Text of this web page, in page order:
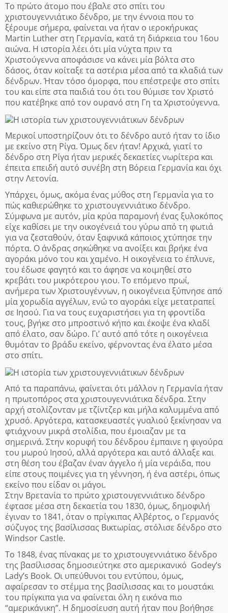
Το πρώτο άτομο που έβαλε στο σπίτι του
χριστουγεννιάτικο δένδρο, με την έννοια που το
ξέρουμε σήμερα, φαίνεται να ήταν ο ιεροκήρυκας
Martin Luther στη Γερμανία, κατά τη διάρκεια του 16ου
αιώνα. Η ιστορία λέει ότι μία νύχτα πριν τα
Χριστούγεννα αποφάσισε να κάνει μία βόλτα στο
δάσος, όταν κοίταξε τα αστέρια μέσα από τα κλαδιά των
δένδρων. Ήταν τόσο όμορφα, που επέστρεψε στο σπίτι
του και είπε στα παιδιά του ότι του θύμισε τον Χριστό
που κατέβηκε από τον ουρανό στη Γη τα Χριστούγεννα.
Μερικοί υποστηρίζουν ότι το δένδρο αυτό ήταν το ίδιο
με εκείνο στη Ρίγα. Όμως δεν ήταν! Αρχικά, γιατί το
δένδρο στη Ρίγα ήταν μερικές δεκαετίες νωρίτερα και
έπειτα επειδή αυτό συνέβη στη Βόρεια Γερμανία και όχι
στην Λετονία.
Υπάρχει, όμως, ακόμα ένας μύθος στη Γερμανία για το
πώς καθιερώθηκε το χριστουγεννιάτικο δένδρο.
Σύμφωνα με αυτόν, μία κρύα παραμονή ένας ξυλοκόπος
είχε καθίσει με την οικογένειά του γύρω από τη φωτιά
για να ζεσταθούν, όταν ξαφνικά κάποιος χτύπησε την
πόρτα. Ο άνδρας σηκώθηκε να ανοίξει και βρήκε ένα
αγοράκι μόνο του και χαμένο. Η οικογένεια το έπλυνε,
του έδωσε φαγητό και το άφησε να κοιμηθεί στο
κρεβάτι του μικρότερου γιου. Το επόμενο πρωί,
ανήμερα των Χριστουγέννων, η οικογένεια ξύπνησε από
μία χορωδία αγγέλων, ενώ το αγοράκι είχε μετατραπεί
σε Ιησού. Για να τους ευχαριστήσει για τη φροντίδα
τους, βγήκε στο μπροστινό κήπο και έκοψε ένα κλαδί
από έλατο, σαν δώρο. Γι’ αυτό από τότε η οικογένεια
θυμόταν το βράδυ εκείνο, φέρνοντας ένα έλατο μέσα
στο σπίτι.
Από τα παραπάνω, φαίνεται ότι μάλλον η Γερμανία ήταν
η πρωτοπόρος στα χριστουγεννιάτικα δένδρα. Στην
αρχή στολίζονταν με τζίντζερ και μήλα καλυμμένα από
χρυσό. Αργότερα, κατασκευαστές γυαλιού ξεκίνησαν να
φτιάχνουν μικρά στολίδια, που έμοιαζαν με τα
σημερινά. Στην κορυφή του δένδρου έμπαινε η φιγούρα
του μωρού Ιησού, αλλά αργότερα και αυτό άλλαξε και
στη θέση του έβαζαν έναν άγγελο ή μία νεράιδα, που
είπε στους ποιμένες για τη γέννηση, ή ένα αστέρι, όπως
εκείνο που είδαν οι μάγοι.
Στην Βρετανία το πρώτο χριστουγεννιάτικο δένδρο
έφτασε μέσα στη δεκαετία του 1830, όμως, δημοφιλή
έγιναν το 1841, όταν ο πρίγκιπας Αλβέρτος, ο Γερμανός
σύζυγος της βασίλισσας Βικτωρίας, στόλισε δένδρο στο
Windsor Castle.
Το 1848, ένας πίνακας με το χριστουγεννιάτικο δένδρο
της βασίλισσας δημοσιεύτηκε στο αμερικανικό Godey’s
Lady’s Book. Οι υπεύθυνοι του εντύπου, όμως,
αφαίρεσαν το στέμμα της βασίλισσας και το μουστάκι
του πρίγκιπα για να φαίνεται όλη η εικόνα πιο
“αμερικάνικη”. Η δημοσίευση αυτή ήταν που βοήθησε